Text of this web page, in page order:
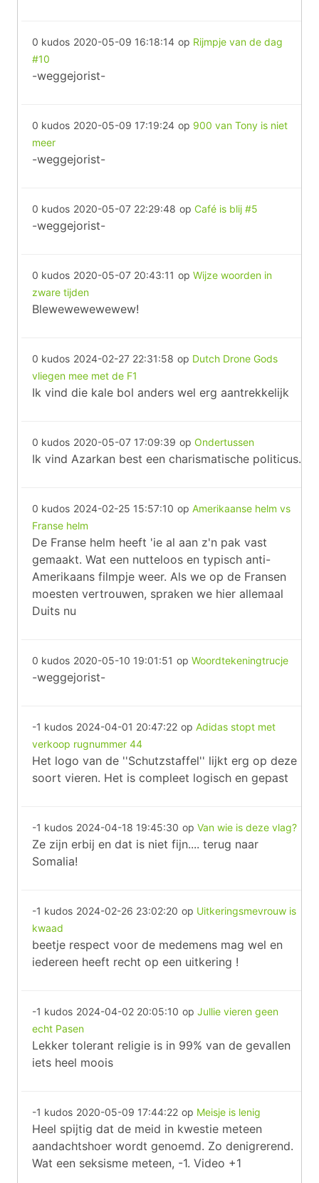
0 kudos 2020-05-09 16:18:14 op Rijmpje van de dag
#10
-weggejorist-
0 kudos 2020-05-09 17:19:24 op 900 van Tony is niet
meer
-weggejorist-
0 kudos 2020-05-07 22:29:48 op Café is blij #5
-weggejorist-
0 kudos 2020-05-07 20:43:11 op Wijze woorden in
zware tijden
Blewewewewewew!
0 kudos 2024-02-27 22:31:58 op Dutch Drone Gods
vliegen mee met de F1
Ik vind die kale bol anders wel erg aantrekkelijk
0 kudos 2020-05-07 17:09:39 op Ondertussen
Ik vind Azarkan best een charismatische politicus.
0 kudos 2024-02-25 15:57:10 op Amerikaanse helm vs
Franse helm
De Franse helm heeft 'ie al aan z'n pak vast
gemaakt. Wat een nutteloos en typisch anti-
Amerikaans filmpje weer. Als we op de Fransen
moesten vertrouwen, spraken we hier allemaal
Duits nu
0 kudos 2020-05-10 19:01:51 op Woordtekeningtrucje
-weggejorist-
-1 kudos 2024-04-01 20:47:22 op Adidas stopt met
verkoop rugnummer 44
Het logo van de ''Schutzstaffel'' lijkt erg op deze
soort vieren. Het is compleet logisch en gepast
-1 kudos 2024-04-18 19:45:30 op Van wie is deze vlag?
Ze zijn erbij en dat is niet fijn.... terug naar
Somalia!
-1 kudos 2024-02-26 23:02:20 op Uitkeringsmevrouw is
kwaad
beetje respect voor de medemens mag wel en
iedereen heeft recht op een uitkering !
-1 kudos 2024-04-02 20:05:10 op Jullie vieren geen
echt Pasen
Lekker tolerant religie is in 99% van de gevallen
iets heel moois
-1 kudos 2020-05-09 17:44:22 op Meisje is lenig
Heel spijtig dat de meid in kwestie meteen
aandachtshoer wordt genoemd. Zo denigrerend.
Wat een seksisme meteen, -1. Video +1